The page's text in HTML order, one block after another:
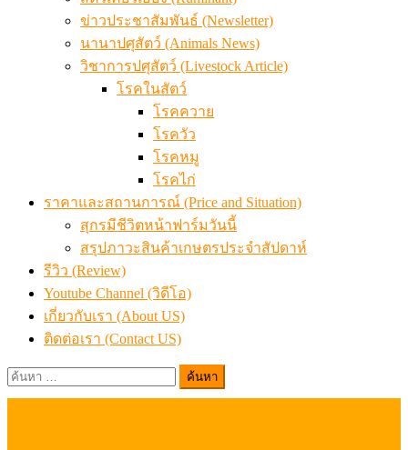
ข่าวประชาสัมพันธ์ (Newsletter)
นานาปศุสัตว์ (Animals News)
วิชาการปศุสัตว์ (Livestock Article)
โรคในสัตว์
โรคควาย
โรควัว
โรคหมู
โรคไก่
ราคาและสถานการณ์ (Price and Situation)
สุกรมีชีวิตหน้าฟาร์มวันนี้
สรุปภาวะสินค้าเกษตรประจำสัปดาห์
รีวิว (Review)
Youtube Channel (วิดีโอ)
เกี่ยวกับเรา (About US)
ติดต่อเรา (Contact US)
ค้นหา
สำหรับ: